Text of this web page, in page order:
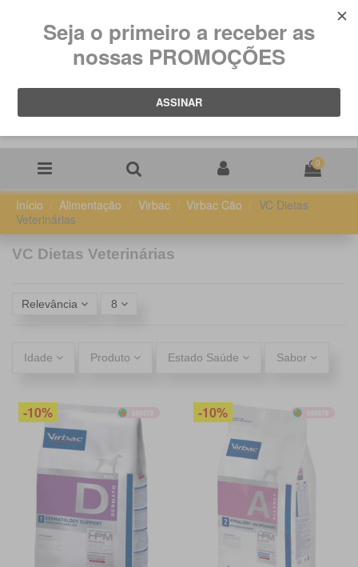
0
Início Alimentação Virbac Virbac Cão
VC Dietas
Veterinárias
VC Dietas Veterinárias
Relevância 8
Idade Produto Estado Saúde Sabor
-10% -10%